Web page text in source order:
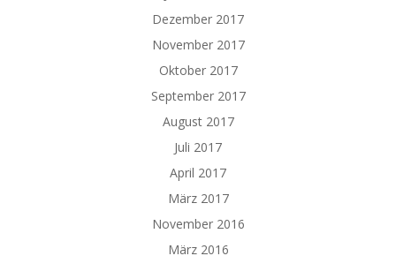
Dezember 2017
November 2017
Oktober 2017
September 2017
August 2017
Juli 2017
April 2017
März 2017
November 2016
März 2016